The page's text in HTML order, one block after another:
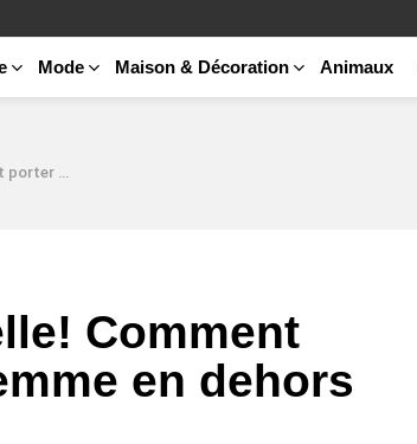
Mode Maison & Décoration Animaux
du bureau?
Comment
en dehors